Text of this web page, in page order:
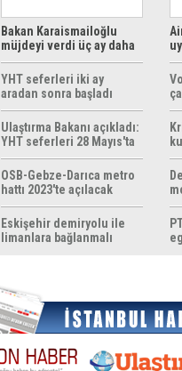
Bakan Karaismailoğlu
müjdeyi verdi üç ay daha
ücretsiz
YHT seferleri iki ay
aradan sonra başladı
Ulaştırma Bakanı açıkladı:
YHT seferleri 28 Mayıs'ta
başlıyor
OSB-Gebze-Darıca metro
hattı 2023'te açılacak
Eskişehir demiryolu ile
limanlara bağlanmalı